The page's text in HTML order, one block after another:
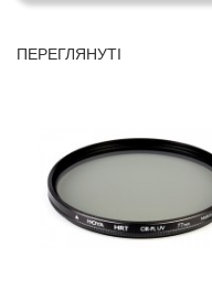
ПЕРЕГЛЯНУТІ